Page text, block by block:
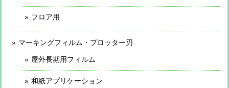
フロア用
マーキングフィルム・プロッター刃
屋外長期用フィルム
和紙アプリケーション